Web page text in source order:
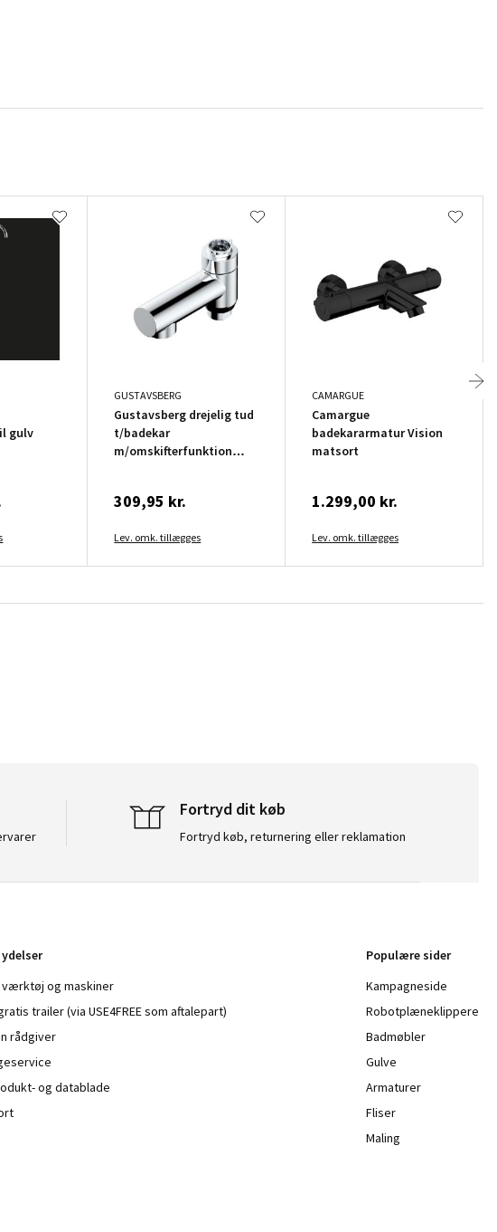
gulv
GUSTAVSBERG
Gustavsberg drejelig tud
t/badekar
m/omskifterfunktion
309,95 kr.
Lev. omk. tillægges
CAMARGUE
Camargue
badekararmatur Vision
matsort
1.299,00 kr.
Lev. omk. tillægges
Fortryd dit køb
Fortryd køb, returnering eller reklamation
værktøj og maskiner
trailer (via USE4FREE som aftalepart)
rådgiver
og datablade
Populære sider
Kampagneside
Robotplæneklippere
Badmøbler
Gulve
Armaturer
Fliser
Maling